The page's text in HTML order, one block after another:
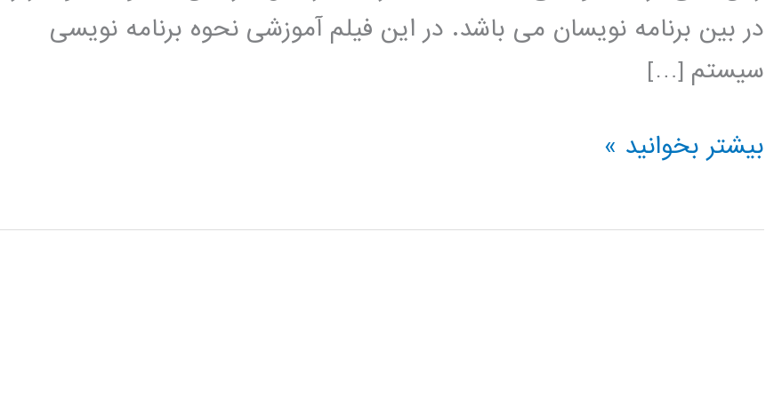
در بین برنامه نویسان می باشد. در این فیلم آموزشی نحوه برنامه نویسی
سیستم […]
نروفازی
در
بیشتر بخوانید »